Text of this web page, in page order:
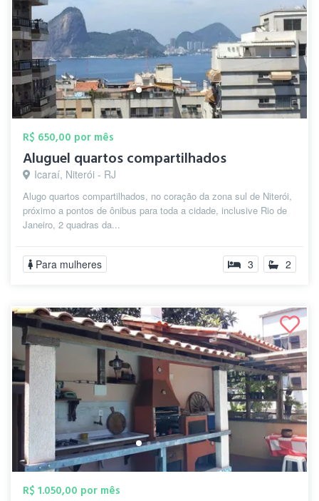
R$ 650,00 por mês
Aluguel quartos compartilhados
Icaraí, Niterói - RJ
Alugo quartos compartilhados, no coração da zona sul de Niterói,
próximo a pontos de ônibus para toda a cidade, inclusive Rio de
Janeiro, 2 quadras da...
Para mulheres 3 2
R$ 1.050,00 por mês